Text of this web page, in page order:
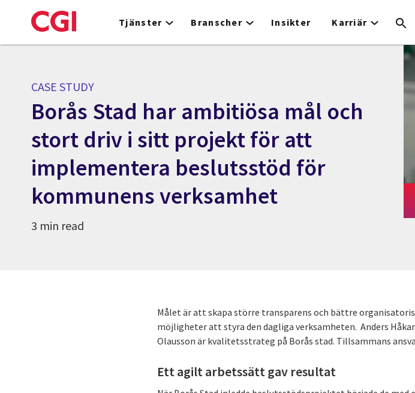
to
Tjänster Branscher Insikter Karriär
CASE STUDY
Borås Stad har ambitiösa mål och
stort driv i sitt projekt för att
implementera beslutsstöd för
kommunens verksamhet
3 min read
Målet är att skapa större transparens och bättre
möjligheter att styra den dagliga verksamheten. Anders
Olausson är kvalitetsstrateg på Borås stad. Tillsammans
Ett agilt arbetssätt gav resultat